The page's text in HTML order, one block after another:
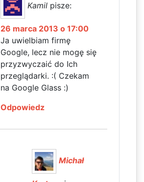
Kamil pisze:
26 marca 2013 o 17:00
Ja uwielbiam firmę
Google, lecz nie mogę się
przyzwyczaić do Ich
przeglądarki. :( Czekam
na Google Glass :)
Odpowiedz
Michał